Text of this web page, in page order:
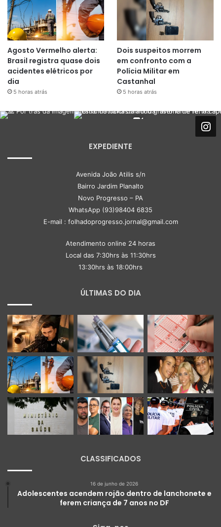
Agosto Vermelho alerta:
Brasil registra quase dois
acidentes elétricos por
dia
5 horas atrás
Dois suspeitos morrem
em confronto com a
Polícia Militar em
Castanhal
5 horas atrás
EXPEDIENTE
Avenida João Atilis s/n
Bairro Jardim Planalto
Novo Progresso – PA
WhatsApp (93)98404 6835
E-mail : folhadoprogresso.jornal@gmail.com
Atendimento online 24 horas
Local das 7:30hrs às 11:30hrs
13:30hrs às 18:00hrs
ÚLTIMAS DO DIA
CLASSIFICADOS
16 de junho de 2026
Adolescentes acendem rojão dentro de lanchonete e
ferem criança de 7 anos no DF